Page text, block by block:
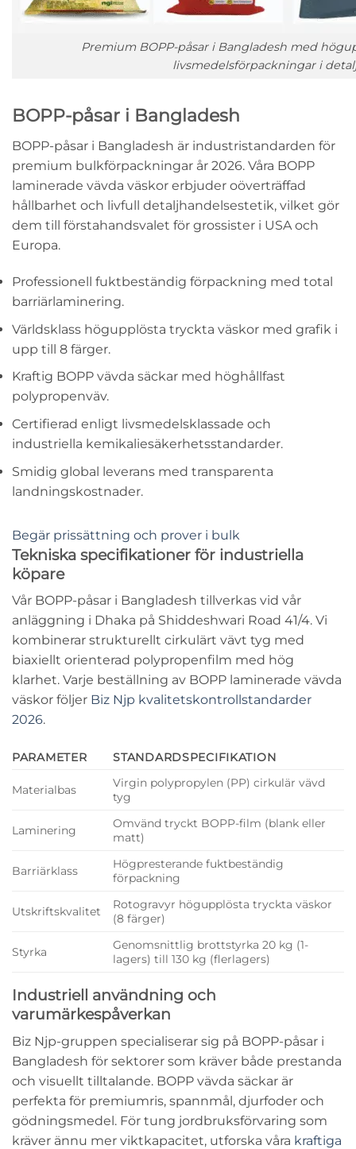
Premium BOPP-påsar i Bangladesh med
livsmedelsförpackningar i
BOPP-påsar i Bangladesh
BOPP-påsar i Bangladesh är industristandarden för
premium bulkförpackningar år 2026. Våra BOPP
laminerade vävda väskor erbjuder oöverträffad
hållbarhet och livfull detaljhandelsestetik, vilket gör
dem till förstahandsvalet för grossister i USA och
Europa.
Professionell fuktbeständig förpackning med total
barriärlaminering.
Världsklass högupplösta tryckta väskor med grafik i
upp till 8 färger.
Kraftig BOPP vävda säckar med höghållfast
polypropenväv.
Certifierad enligt livsmedelsklassade och
industriella kemikaliesäkerhetsstandarder.
Smidig global leverans med transparenta
landningskostnader.
Begär prissättning och prover i bulk
Tekniska specifikationer för industriella
köpare
Vår BOPP-påsar i Bangladesh tillverkas vid vår
anläggning i Dhaka på Shiddeshwari Road 41/4. Vi
kombinerar strukturellt cirkulärt vävt tyg med
biaxiellt orienterad polypropenfilm med hög
klarhet. Varje beställning av BOPP laminerade vävda
väskor följer Biz Njp kvalitetskontrollstandarder
2026.
PARAMETER STANDARDSPECIFIKATION
Materialbas
Virgin polypropylen (PP) cirkulär vävd
tyg
Laminering
Omvänd tryckt BOPP-film (blank eller
matt)
Barriärklass Högpresterandefuktbeständig
förpackning
Utskriftskvalitet Rotogravyr högupplösta tryckta väskor
(8 färger)
Styrka
Genomsnittlig brottstyrka 20 kg (1-
lagers) till 130 kg (flerlagers)
Industriell användning och
varumärkespåverkan
Biz Njp-gruppen specialiserar sig på BOPP-påsar i
Bangladesh för sektorer som kräver både prestanda
och visuellt tilltalande. BOPP vävda säckar är
perfekta för premiumris, spannmål, djurfoder och
gödningsmedel. För tung jordbruksförvaring som
kräver ännu mer viktkapacitet, utforska våra kraftiga